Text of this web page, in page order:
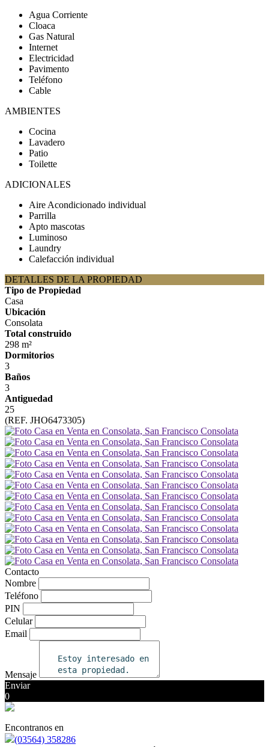
Agua Corriente
Cloaca
Gas Natural
Internet
Electricidad
Pavimento
Teléfono
Cable
AMBIENTES
Cocina
Lavadero
Patio
Toilette
ADICIONALES
Aire Acondicionado individual
Parrilla
Apto mascotas
Luminoso
Laundry
Calefacción individual
DETALLES DE LA PROPIEDAD
Tipo de Propiedad
Casa
Ubicación
Consolata
Total construido
298 m²
Dormitorios
3
Baños
3
Antiguedad
25
(REF. JHO6473305)
Contacto
Nombre
Teléfono
PIN
Celular
Email
Mensaje
Enviar
0
Encontranos en
(03564) 358286